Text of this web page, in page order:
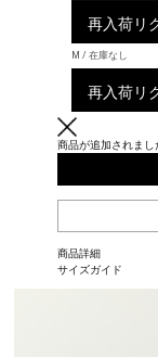
再入荷リ
M / 在庫なし
再入荷リ
商品が追加されまし
商品詳細
サイズガイド